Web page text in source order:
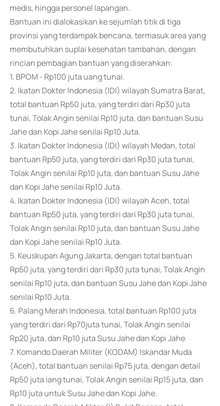
medis, hingga personel lapangan.
Bantuan ini dialokasikan ke sejumlah titik di tiga
provinsi yang terdampak bencana, termasuk area yang
membutuhkan suplai kesehatan tambahan, dengan
rincian pembagian bantuan yang diserahkan:
1. BPOM - Rp100 juta uang tunai.
2. Ikatan Dokter Indonesia (IDI) wilayah Sumatra Barat,
total bantuan Rp50 juta, yang terdiri dari Rp30 juta
tunai, Tolak Angin senilai Rp10 juta, dan bantuan Susu
Jahe dan Kopi Jahe senilai Rp10 Juta.
3. Ikatan Dokter Indonesia (IDI) wilayah Medan, total
bantuan Rp50 juta, yang terdiri dari Rp30 juta tunai,
Tolak Angin senilai Rp10 juta, dan bantuan Susu Jahe
dan Kopi Jahe senilai Rp10 Juta.
4. Ikatan Dokter Indonesia (IDI) wilayah Aceh, total
bantuan Rp50 juta, yang terdiri dari Rp30 juta tunai,
Tolak Angin senilai Rp10 juta, dan bantuan Susu Jahe
dan Kopi Jahe senilai Rp10 Juta.
5. Keuskupan Agung Jakarta, dengan total bantuan
Rp50 juta, yang terdiri dari Rp30 juta tunai, Tolak Angin
senilai Rp10 juta, dan bantuan Susu Jahe dan Kopi Jahe
senilai Rp10 Juta.
6. Palang Merah Indonesia, total bantuan Rp100 juta
yang terdiri dari Rp70juta tunai, Tolak Angin senilai
Rp20 juta, dan Rp10 juta Susu Jahe dan Kopi Jahe
7. Komando Daerah Militer (KODAM) Iskandar Muda
(Aceh), total bantuan senilai Rp75 juta, dengan detail
Rp50 juta iang tunai, Tolak Angin senilai Rp15 juta, dan
Rp10 juta untuk Susu Jahe dan Kopi Jahe.